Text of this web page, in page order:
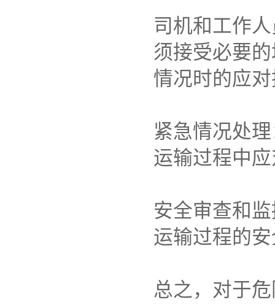
司机和工作
须接受必要
情况时的应
紧急情况处
运输过程中
安全审查和
运输过程的
总之，对于